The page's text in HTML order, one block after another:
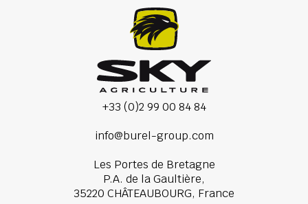
+33 (0)2 99 00 84 84
info@burel-group.com
Les Portes de Bretagne
P.A. de la Gaultière,
35220 CHÂTEAUBOURG, France